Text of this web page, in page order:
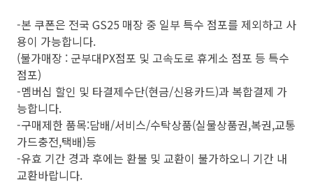
-본 쿠폰은 전국 GS25 매장 중 일부 특수 점포를 제외하고 사
용이 가능합니다.
(불가매장 : 군부대PX점포 및 고속도로 휴게소 점포 등 특수
점포)
-멤버십 할인 및 타결제수단(현금/신용카드)과 복합결제 가
능합니다.
-구매제한 품목:담배/서비스/수탁상품(실물상품권,복권,교통
가드충전,택배)등
-유효 기간 경과 후에는 환불 및 교환이 불가하오니 기간 내
교환바랍니다.